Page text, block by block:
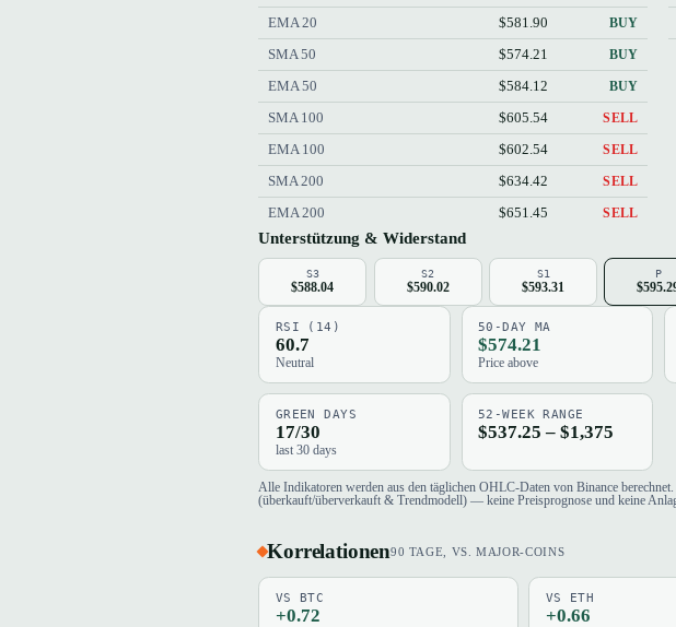
EMA 20 $581.90 BUY
SMA 50 $574.21 BUY
EMA 50 $584.12 BUY
SMA 100 $605.54 SELL
EMA 100 $602.54 SELL
SMA 200 $634.42 SELL
EMA 200 $651.45 SELL
Unterstützung & Widerstand
S3
$588.04
S2
$590.02
S1
$593.31
P
RSI (14)
60.7
Neutral
50-DAY MA
$574.21
Price above
GREEN DAYS
17/30
last 30 days
52-WEEK RANGE
$537.25 – $1,375
Alle Indikatoren werden aus den täglichen OHLC-Daten von Binance
(überkauft/überverkauft & Trendmodell) — keine Preisprognose und keine
Korrelationen90 TAGE, VS. MAJOR-COINS
VS BTC
+0.72
VS ETH
+0.66